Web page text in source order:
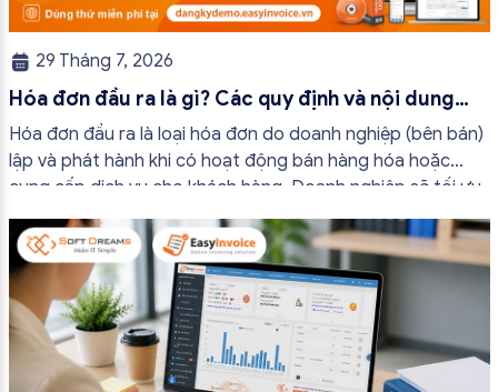
29 Tháng 7, 2026
Hóa đơn đầu ra là gì? Các quy định và nội dung
bắt buộc mới nhất
Hóa đơn đầu ra là loại hóa đơn do doanh nghiệp (bên bán)
lập và phát hành khi có hoạt động bán hàng hóa hoặc
cung cấp dịch vụ cho khách hàng. Doanh nghiệp sẽ tối ưu
quy trình vận hành và tránh được những án phạt hành
chính không đáng có nếu nắm rõ […]